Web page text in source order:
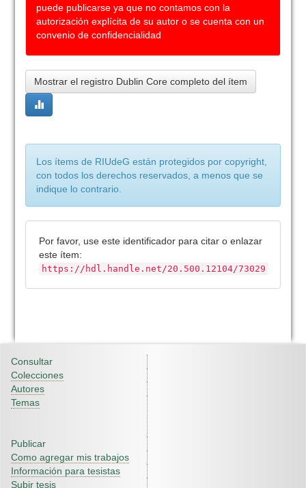
puede publicarse ya que no contamos con la
autorización explícita de su autor o se cuenta con un
convenio de confidencialidad
Mostrar el registro Dublin Core completo del ítem
Los ítems de RIUdeG están protegidos por copyright,
con todos los derechos reservados, a menos que se
indique lo contrario.
Por favor, use este identificador para citar o enlazar
este ítem:
https://hdl.handle.net/20.500.12104/73029
Consultar
Colecciones
Autores
Temas
Publicar
Como agregar mis trabajos
Información para tesistas
Subir tesis